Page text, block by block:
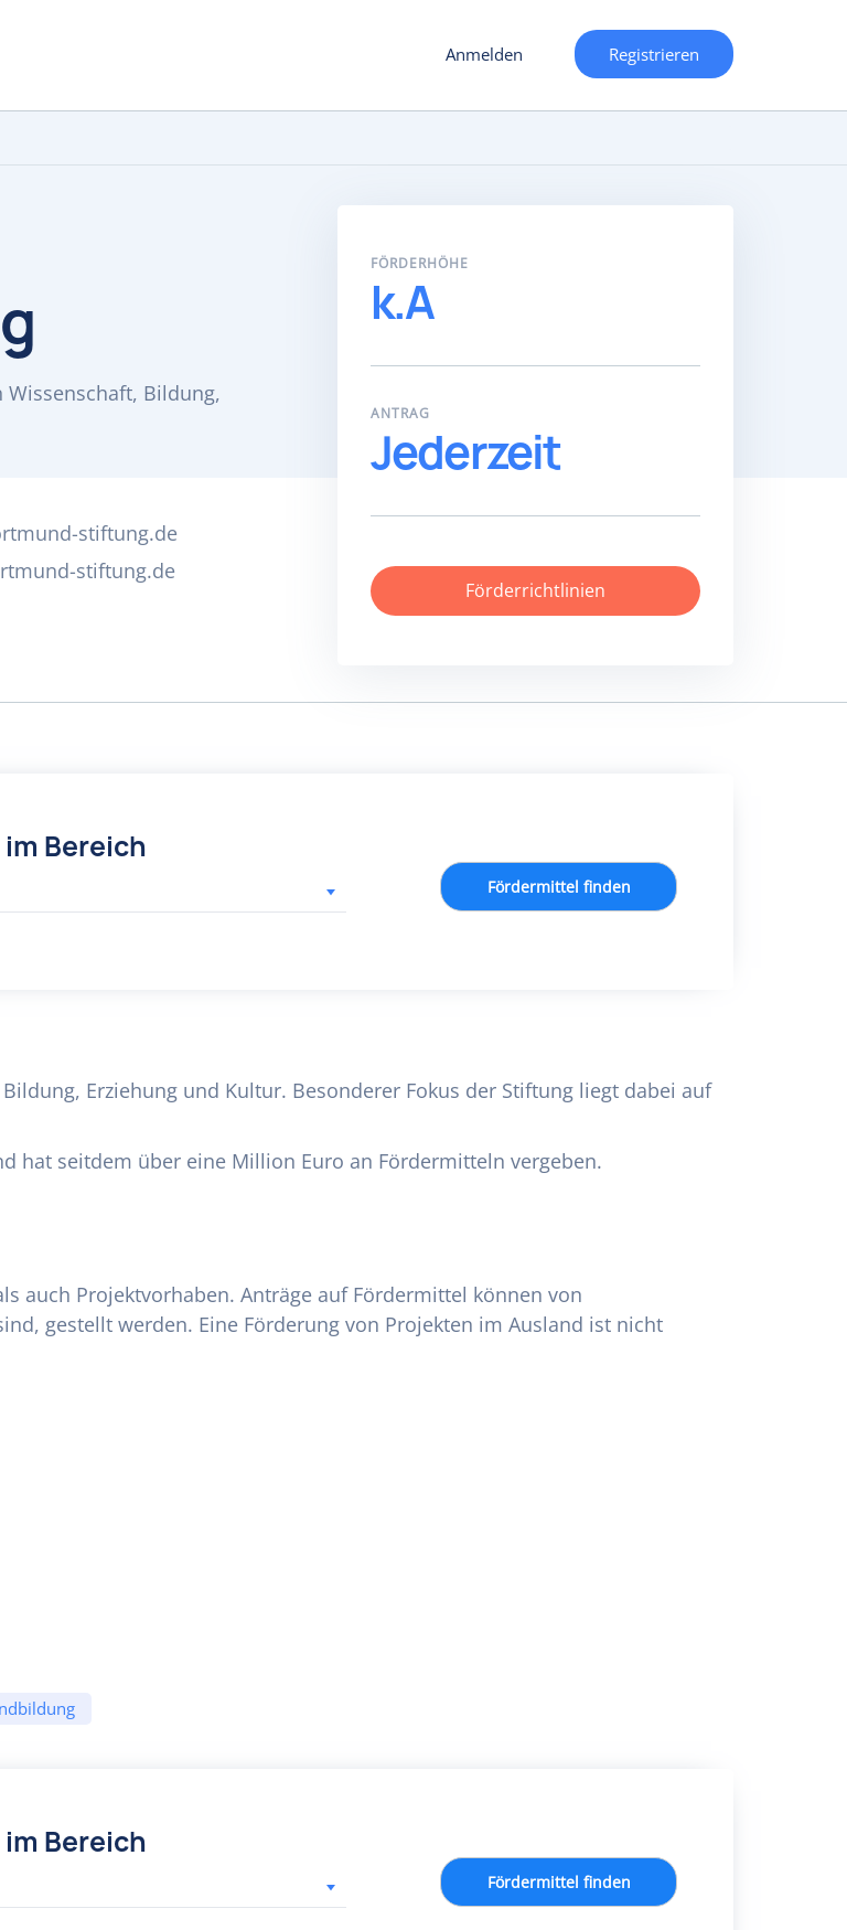
Anmelden Registrieren
Bildung,
stiftung.de
stiftung.de
FÖRDERHÖHE
k.A
ANTRAG
Jederzeit
Förderrichtlinien
Bereich
Fördermittel finden
Erziehung und Kultur. Besonderer Fokus der Stiftung liegt dabei auf
hat seitdem über eine Million Euro an Fördermitteln vergeben.
auch Projektvorhaben. Anträge auf Fördermittel können von
gestellt werden. Eine Förderung von Projekten im Ausland ist nicht
Bereich
Fördermittel finden